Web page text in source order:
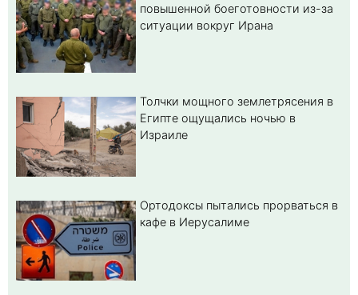
повышенной боеготовности из-за
ситуации вокруг Ирана
Толчки мощного землетрясения в
Египте ощущались ночью в
Израиле
Ортодоксы пытались прорваться в
кафе в Иерусалиме